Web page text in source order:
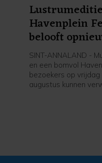
Lustrumeditie
Havenplein
belooft
Annaland
SINT-ANNALAND -
en een bomvol
bezoekers op
augustus kunnen